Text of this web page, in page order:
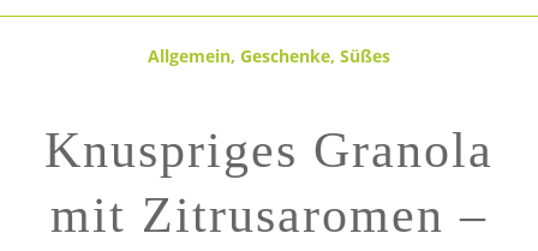
Allgemein, Geschenke, Süßes
Knuspriges Granola
mit Zitrusaromen –